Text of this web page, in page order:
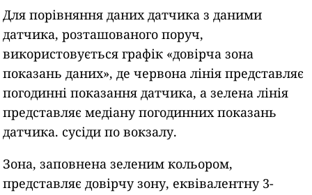
Для порівняння даних датчика з даними
датчика, розташованого поруч,
використовується графік «довірча зона
показань даних», де червона лінія представляє
погодинні показання датчика, а зелена лінія
представляє медіану погодинних показань
датчика. сусіди по вокзалу.
Зона, заповнена зеленим кольором,
представляє довірчу зону, еквівалентну 3-